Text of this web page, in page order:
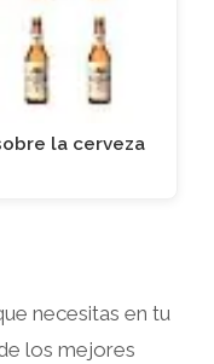
la cerveza
necesitas en tu
los mejores